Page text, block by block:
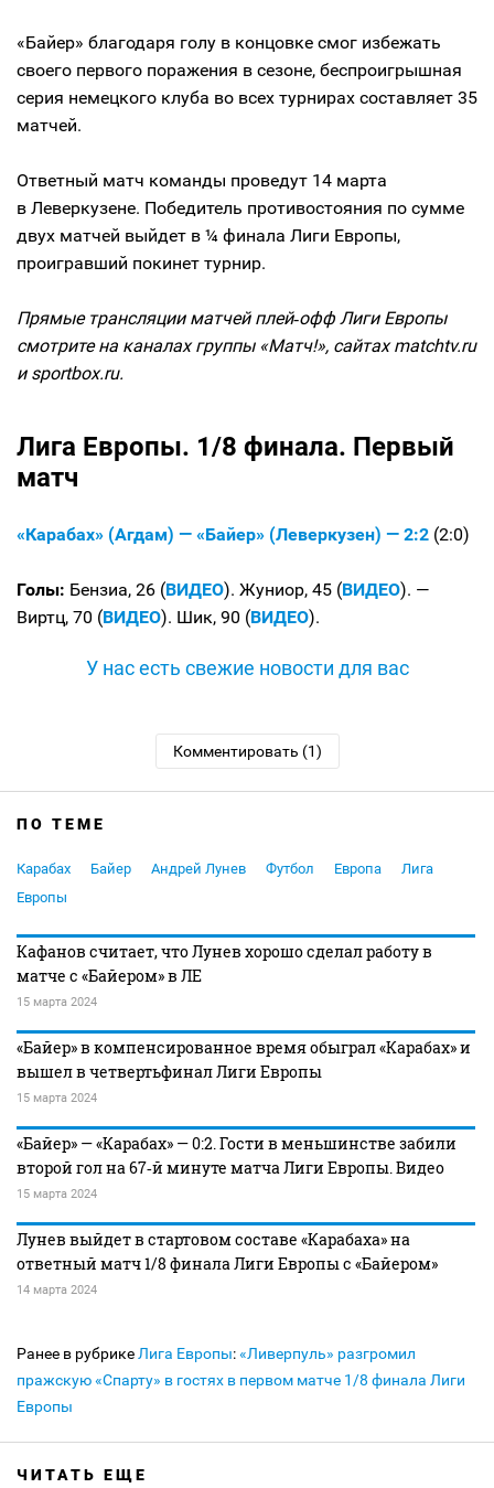
«Байер» благодаря голу в концовке смог избежать
своего первого поражения в сезоне, беспроигрышная
серия немецкого клуба во всех турнирах составляет 35
матчей.
Ответный матч команды проведут 14 марта
в Леверкузене. Победитель противостояния по сумме
двух матчей выйдет в ¼ финала Лиги Европы,
проигравший покинет турнир.
Прямые трансляции матчей плей‑офф Лиги Европы
смотрите на каналах группы «Матч!», сайтах matchtv.ru
и sportbox.ru.
Лига Европы. 1/8 финала. Первый
матч
«Карабах» (Агдам) — «Байер» (Леверкузен) — 2:2 (2:0)
Голы: Бензиа, 26 (ВИДЕО). Жуниор, 45 (ВИДЕО). —
Виртц, 70 (ВИДЕО). Шик, 90 (ВИДЕО).
У нас есть свежие новости для вас
Комментировать (1)
ПО ТЕМЕ
Карабах Байер Андрей Лунев Футбол Европа
Лига
Европы
Кафанов считает, что Лунев хорошо сделал работу в
матче с «Байером» в ЛЕ
15 марта 2024
«Байер» в компенсированное время обыграл «Карабах» и
вышел в четвертьфинал Лиги Европы
15 марта 2024
«Байер» — «Карабах» — 0:2. Гости в меньшинстве забили
второй гол на 67‑й минуте матча Лиги Европы. Видео
15 марта 2024
Лунев выйдет в стартовом составе «Карабаха» на
ответный матч 1/8 финала Лиги Европы с «Байером»
14 марта 2024
Ранее в рубрике Лига Европы:«Ливерпуль» разгромил
пражскую «Спарту» в гостях в первом матче 1/8 финала Лиги
Европы
ЧИТАТЬ ЕЩЕ